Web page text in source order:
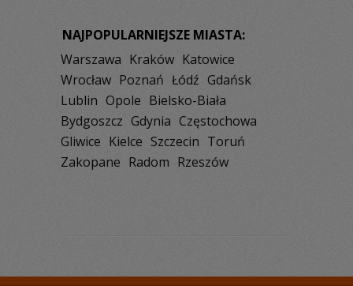
NAJPOPULARNIEJSZE MIASTA:
Warszawa Kraków Katowice
Wrocław Poznań Łódź Gdańsk
Lublin Opole Bielsko-Biała
Bydgoszcz Gdynia Częstochowa
Gliwice Kielce Szczecin Toruń
Zakopane Radom Rzeszów